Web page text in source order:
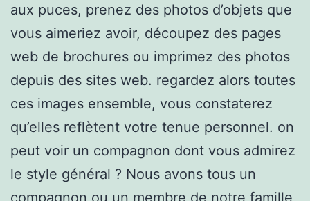
aux puces, prenez des photos d’objets que
vous aimeriez avoir, découpez des pages
web de brochures ou imprimez des photos
depuis des sites web. regardez alors toutes
ces images ensemble, vous constaterez
qu’elles reflètent votre tenue personnel. on
peut voir un compagnon dont vous admirez
le style général ? Nous avons tous un
compagnon ou un membre de notre famille